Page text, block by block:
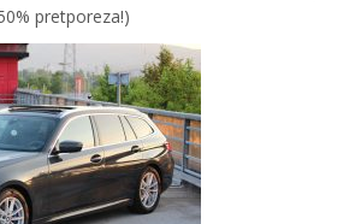
pretporeza!)